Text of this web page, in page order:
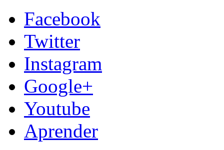
Facebook
Twitter
Instagram
Google+
Youtube
Aprender